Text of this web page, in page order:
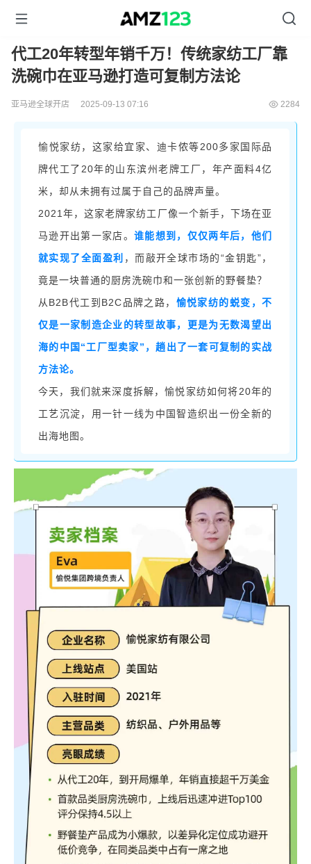
代工20年转型年销千万！传统家纺工厂靠
洗碗巾在亚马逊打造可复制方法论
亚马逊全球开店 2025-09-13 07:16 2284
愉悦家纺，这家给宜家、 迪卡侬等200多家国 际品
牌代工了20年的山东滨州老牌工厂 ， 年产面料4亿
米，却从未拥有过属于自己的品牌声量。
2021年，这家老牌家纺工厂像一个新手， 下场在亚
马逊开出第一家店。 谁能想到，仅仅两年后，他们
就实现了全面盈利 ，而敲开全球市场的“金钥匙”，
竟是一块普通的厨房洗碗巾和一张创新的野餐垫？
从B2B代工到B2C品牌之路， 愉悦家纺的蜕变 ，不
仅是一家制造企业的转型故事，更是为无数渴望出
海的中国 “工厂型卖家”，趟出了一套可复制的实战
方法论。
今天，我们就来深度拆解，愉悦家纺如何将 20年的
工艺沉淀，用一针一线为中国智造织出一份全新的
出海地图。